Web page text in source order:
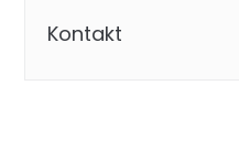
Kontakt